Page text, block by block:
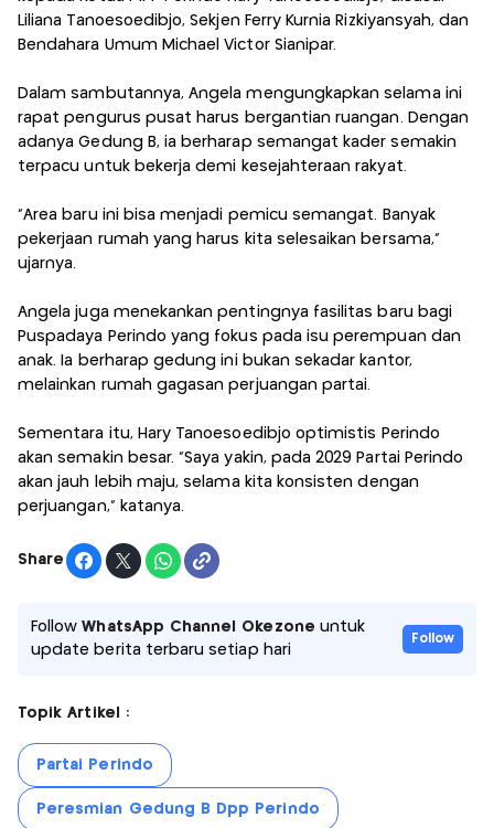
Liliana Tanoesoedibjo, Sekjen Ferry Kurnia Rizkiyansyah, dan
Bendahara Umum Michael Victor Sianipar.
Dalam sambutannya, Angela mengungkapkan selama ini
rapat pengurus pusat harus bergantian ruangan. Dengan
adanya Gedung B, ia berharap semangat kader semakin
terpacu untuk bekerja demi kesejahteraan rakyat.
“Area baru ini bisa menjadi pemicu semangat. Banyak
pekerjaan rumah yang harus kita selesaikan bersama,”
ujarnya.
Angela juga menekankan pentingnya fasilitas baru bagi
Puspadaya Perindo yang fokus pada isu perempuan dan
anak. Ia berharap gedung ini bukan sekadar kantor,
melainkan rumah gagasan perjuangan partai.
Sementara itu, Hary Tanoesoedibjo optimistis Perindo
akan semakin besar. “Saya yakin, pada 2029 Partai Perindo
akan jauh lebih maju, selama kita konsisten dengan
perjuangan,” katanya.
Share
FollowWhatsApp Channel Okezone untuk
update berita terbaru setiap hari
Follow
Topik Artikel :
Partai Perindo
Peresmian Gedung B Dpp Perindo